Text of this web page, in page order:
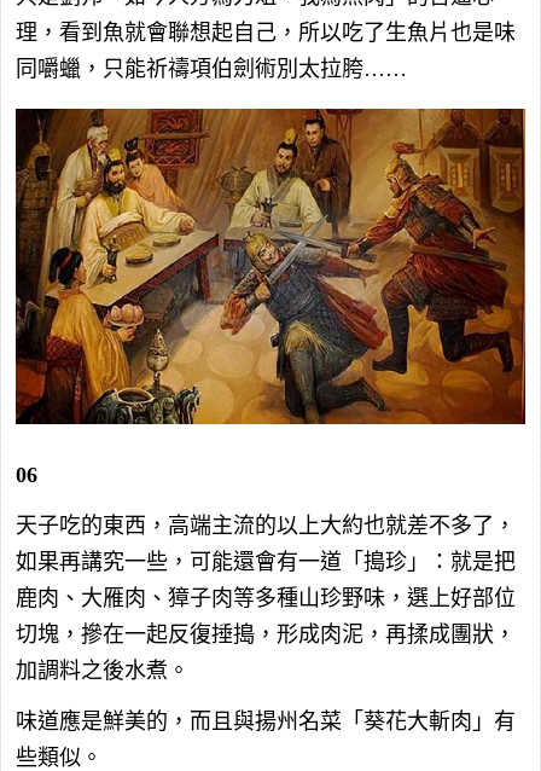
理，看到魚就會聯想起自己，所以吃了生魚片也是味
同嚼蠟，只能祈禱項伯劍術別太拉胯……
06
天子吃的東西，高端主流的以上大約也就差不多了，
如果再講究一些，可能還會有一道「搗珍」：就是把
鹿肉、大雁肉、獐子肉等多種山珍野味，選上好部位
切塊，摻在一起反復捶搗，形成肉泥，再揉成團狀，
加調料之後水煮。
味道應是鮮美的，而且與揚州名菜「葵花大斬肉」有
些類似。